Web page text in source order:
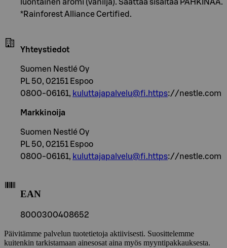
luontainen aromi (vanilja). Saattaa sisältää PÄHKINÄÄ.
*Rainforest Alliance Certified.
Yhteystiedot
Suomen Nestlé Oy
PL 50, 02151 Espoo
0800-06161, kuluttajapalvelu@fi.https://nestle.com
Markkinoija
Suomen Nestlé Oy
PL 50, 02151 Espoo
0800-06161, kuluttajapalvelu@fi.https://nestle.com
EAN
8000300408652
Päivitämme palvelun tuotetietoja aktiivisesti. Suosittelemme
kuitenkin tarkistamaan ainesosat aina myös myyntipakkauksesta.